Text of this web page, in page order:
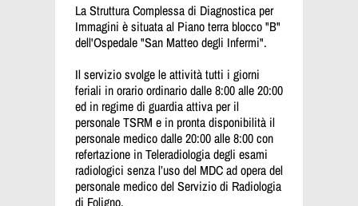
La Struttura Complessa di Diagnostica per
Immagini è situata al Piano terra blocco "B"
dell'Ospedale "San Matteo degli Infermi".
Il servizio svolge le attività tutti i giorni
feriali in orario ordinario dalle 8:00 alle 20:00
ed in regime di guardia attiva per il
personale TSRM e in pronta disponibilità il
personale medico dalle 20:00 alle 8:00 con
refertazione in Teleradiologia degli esami
radiologici senza l’uso del MDC ad opera del
personale medico del Servizio di Radiologia
di Foligno.